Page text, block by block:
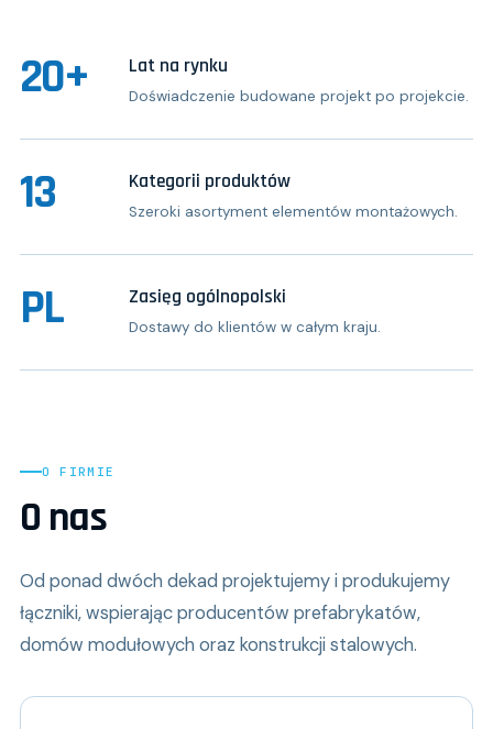
20+ Lat na rynku
Doświadczenie budowane projekt po projekcie.
13 Kategorii produktów
Szeroki asortyment elementów montażowych.
PL Zasięg ogólnopolski
Dostawy do klientów w całym kraju.
O FIRMIE
O nas
Od ponad dwóch dekad projektujemy i produkujemy
łączniki, wspierając producentów prefabrykatów,
domów modułowych oraz konstrukcji stalowych.